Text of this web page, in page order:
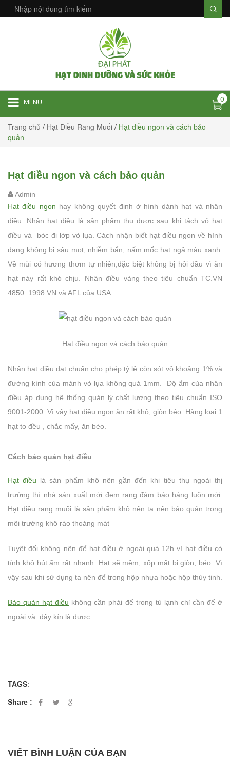
MENU 0
Trang chủ / Hạt Điều Rang Muối / Hạt điều ngon và cách bảo
quản
Hạt điều ngon và cách bảo quản
Admin
Hạt điều ngon hay không quyết định ở hình dánh hạt và nhân
điều. Nhân hạt điều là sản phẩm thu được sau khi tách vỏ hạt
điều và bóc đi lớp vỏ lụa. Cách nhận biết hạt điều ngon về hình
dạng không bị sâu mọt, nhiễm bẩn, nấm mốc hạt ngả màu xanh.
Về mùi có hương thơm tự nhiên,đặc biệt không bị hôi dầu vì ăn
hạt này rất khó chịu. Nhân điều vàng theo tiêu chuẩn TC.VN
4850: 1998 VN và AFL của USA
Hạt điều ngon và cách bảo quản
Nhân hạt điều đạt chuẩn cho phép tỷ lệ còn sót vỏ khoảng 1% và
đường kính của mảnh vỏ lụa không quá 1mm. Độ ẩm của nhân
điều áp dụng hệ thống quản lý chất lượng theo tiêu chuẩn ISO
9001-2000. Vì vậy hạt điều ngon ăn rất khô, giòn béo. Hàng loại 1
hạt to đều , chắc mẩy, ăn béo.
Cách bảo quản hạt điều
Hạt điều là sản phẩm khô nên gần đến khi tiêu thụ ngoài thị
trường thì nhà sản xuất mới đem rang đảm bảo hàng luôn mới.
Hạt điều rang muối là sản phẩm khô nên ta nên bảo quản trong
môi trường khô ráo thoáng mát
Tuyệt đối không nên để hạt điều ở ngoài quá 12h vì hạt điều có
tính khô hút ẩm rất nhanh. Hạt sẽ mềm, xốp mất bị giòn, béo. Vì
vậy sau khi sử dụng ta nên để trong hộp nhựa hoặc hộp thủy tinh.
Bảo quản hạt điều không cần phải để trong tủ lạnh chỉ cần để ở
ngoài và đậy kín là được
TAGS:
Share :
VIẾT BÌNH LUẬN CỦA BẠN